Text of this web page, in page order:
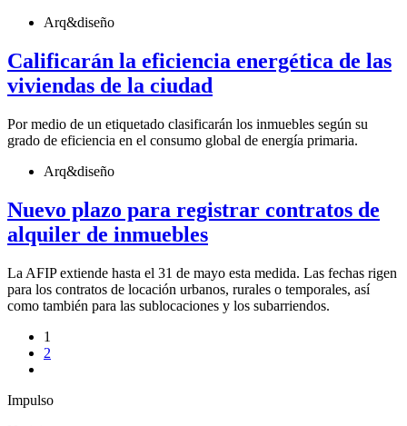
Arq&diseño
Calificarán la eficiencia energética de las
viviendas de la ciudad
Por medio de un etiquetado clasificarán los inmuebles según su
grado de eficiencia en el consumo global de energía primaria.
Arq&diseño
Nuevo plazo para registrar contratos de
alquiler de inmuebles
La AFIP extiende hasta el 31 de mayo esta medida. Las fechas rigen
para los contratos de locación urbanos, rurales o temporales, así
como también para las sublocaciones y los subarriendos.
1
2
Impulso